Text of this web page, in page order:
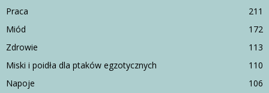
Praca
211
Miód
172
Zdrowie
113
Miski i poidła dla ptaków egzotycznych
110
Napoje
106